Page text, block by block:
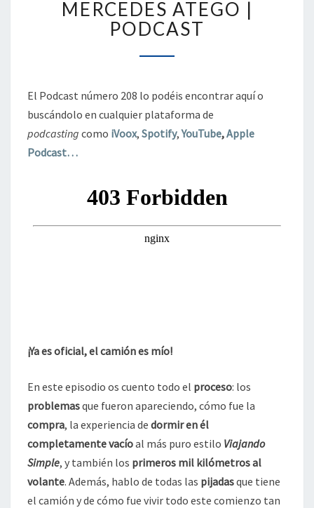
NUEVO,
MERCEDES
|
MERCEDES ATEGO |
PODCAST
El Podcast número 208 lo podéis encontrar aquí o
buscándolo en cualquier plataforma de
podcasting como iVoox, Spotify,YouTube,Apple
Podcast…
¡Ya es oficial, el camión es mío!
En este episodio os cuento todo el proceso: los
problemasque fueron apareciendo, cómo fue la
compra, la experiencia de dormir en él
completamente vacíoal más puro estilo Viajando
Simple, y también los primeros mil kilómetros al
volante. Además, hablo de todas las pijadasque tiene
el camión y de cómo fue vivir todo este comienzo tan